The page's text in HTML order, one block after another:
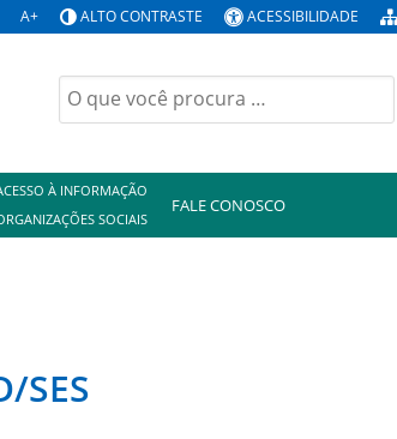
A+ ALTO CONTRASTE ACESSIBILIDADE
Buscar
por:
À INFORMAÇÃO
SOCIAIS
FALE CONOSCO
SES